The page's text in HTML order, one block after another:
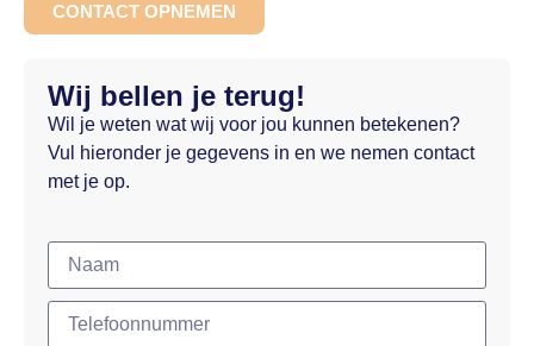
Wij bellen je terug!
Wil je weten wat wij voor jou kunnen betekenen?
Vul hieronder je gegevens in en we nemen contact
met je op.
CONTACT OPNEMEN